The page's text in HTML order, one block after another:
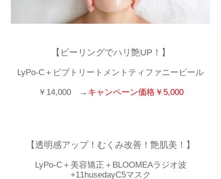
【ピーリングでハリ艶UP！】
LyPo-C＋ピブトリートメントティファニーピール
￥14,000 → キャンペーン価格￥5,000
【透明感アップ！むくみ改善！艶肌美！】
LyPo-C＋美容矯正＋BLOOMEAラジオ波
+11husedayC5マスク